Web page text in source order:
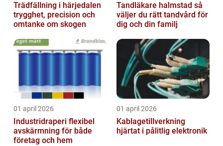
Trädfällning i härjedalen
trygghet, precision och
omtanke om skogen
Tandläkare halmstad så
väljer du rätt tandvård för
dig och din familj
01 april 2026
Industridraperi flexibel
avskärmning för både
företag och hem
01 april 2026
Kablagetillverkning
hjärtat i pålitlig elektronik